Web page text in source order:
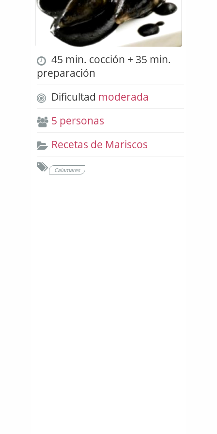
45 min. cocción + 35 min.
preparación
Dificultad moderada
5 personas
Recetas de Mariscos
Calamares